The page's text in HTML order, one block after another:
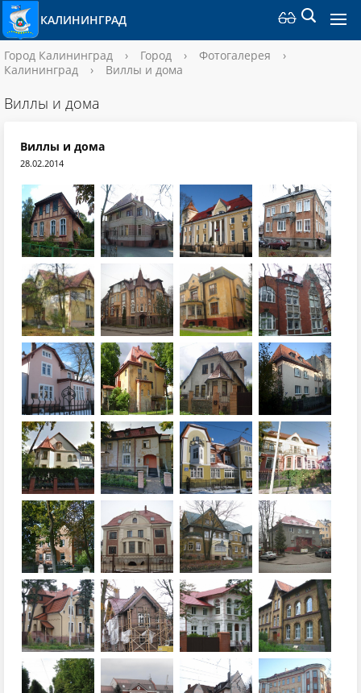
КАЛИНИНГРАД
Город Калининград › Город › Фотогалерея
›
Калининград
› Виллы и дома
Виллы и дома
Виллы и дома
28.02.2014